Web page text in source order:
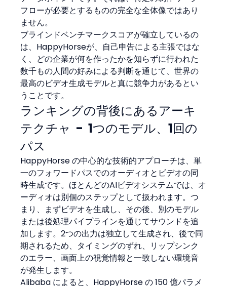
フローが必要とするものの完全な全体像ではあり
ません。
ブラインドベンチマークスコアが確立しているの
は、HappyHorseが、自己申告による主張ではな
く、どの企業が何を作ったかを知らずに行われた
数千もの人間の好みによる判断を通じて、世界の
最高のビデオ生成モデルと真に競争力があるとい
うことです。
ランキングの背後にあるアーキ
テクチャ  -  1つのモデル、1回の
パス
HappyHorse の中心的な技術的アプローチは、単
一のフォワードパスでのオーディオとビデオの同
時生成です。ほとんどのAIビデオシステムでは、オ
ーディオは別個のステップとして扱われます。つ
まり、まずビデオを生成し、その後、別のモデル
または後処理パイプラインを通じてサウンドを追
加します。2つの出力は独立して生成され、後で同
期されるため、タイミングのずれ、リップシンク
のエラー、画面上の視覚情報と一致しない環境音
が発生します。
Alibaba によると、HappyHorse の 150 億パラメ